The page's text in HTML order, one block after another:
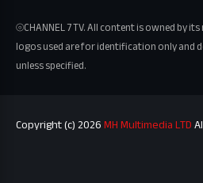
⦾CHANNEL 7 TV. All content is owned by
logos used are for identification only and
unless specified.
Copyright (c) 2026MH Multimedia LTD